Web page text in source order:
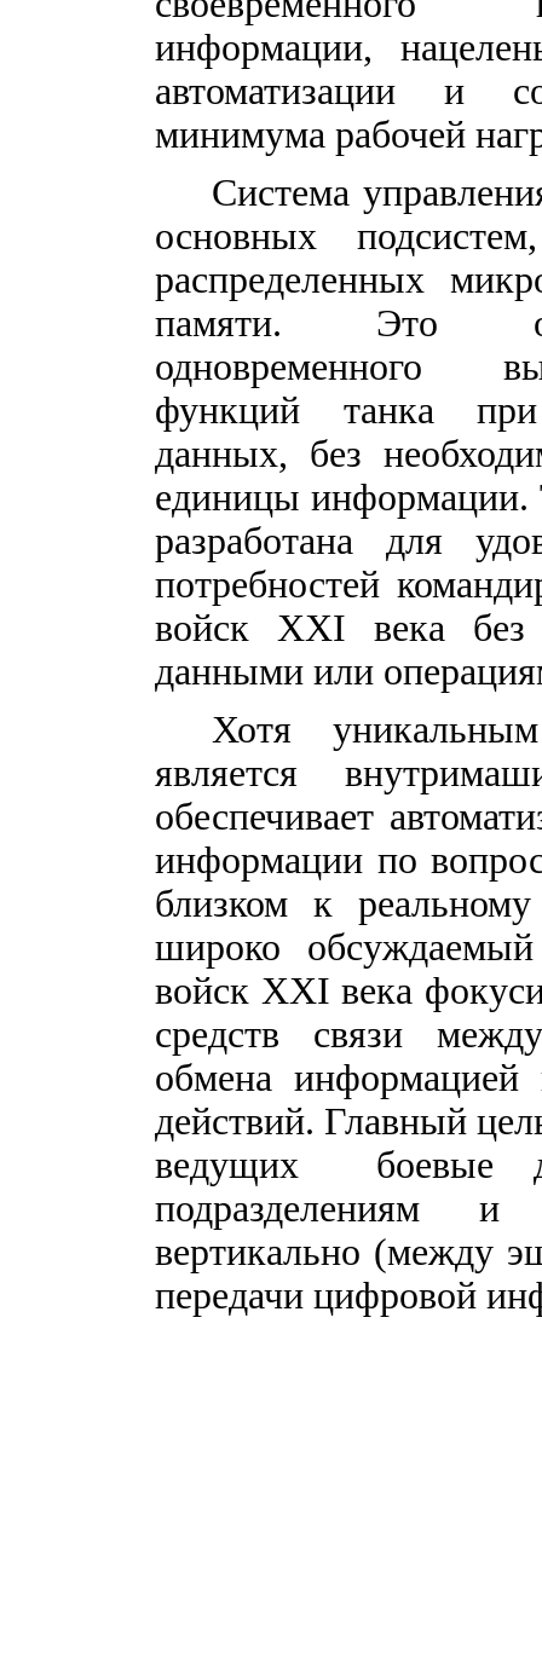
информации,
автоматизации и
минимума рабочей
Система
основных
распределенных
памяти. Это
одновременного
функций танка при
данных, без
единицы
разработана для
потребностей
войск XXI века без
данными или
Хотя
является
обеспечивает
информации по
близком к
широко
войск XXI века
средств связи
обмена
действий. Главный
ведущих боевые
подразделениям
вертикально (между
передачи цифровой